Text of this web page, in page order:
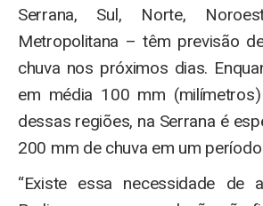
Serrana, Sul, Norte,
Metropolitana – têm previsão
chuva nos próximos dias.
em média 100 mm
dessas regiões, na Serrana é
200 mm de chuva em um
“Existe essa necessidade de